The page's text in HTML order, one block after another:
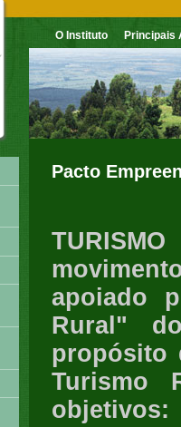
O Instituto Principais
Pacto
apoiado
Rural"
propósito
Turismo
objetivos: